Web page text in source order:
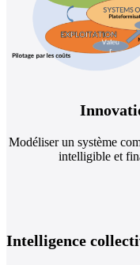
Modéliser un système
intelligible et
Intelligence